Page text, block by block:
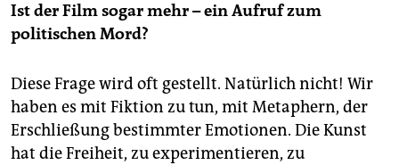
Ist der Film sogar mehr – ein Aufruf zum
politischen Mord?
Diese Frage wird oft gestellt. Natürlich nicht! Wir
haben es mit Fiktion zu tun, mit Metaphern, der
Erschließung bestimmter Emotionen. Die Kunst
hat die Freiheit, zu experimentieren, zu